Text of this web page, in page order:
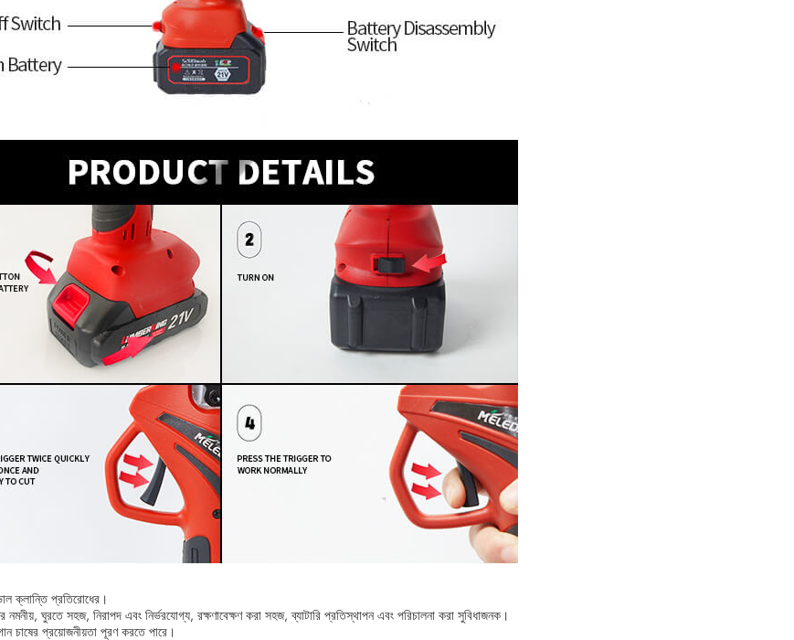
ক্লান্তি প্রতিরোধের।
নমনীয়, ঘুরতে সহজ, নিরাপদ এবং নির্ভরযোগ্য, রক্ষণাবেক্ষণ করা সহজ, ব্যাটারি প্রতিস্থাপন এবং পরিচালনা করা সুবিধাজনক।
চাষের প্রয়োজনীয়তা পূরণ করতে পারে।